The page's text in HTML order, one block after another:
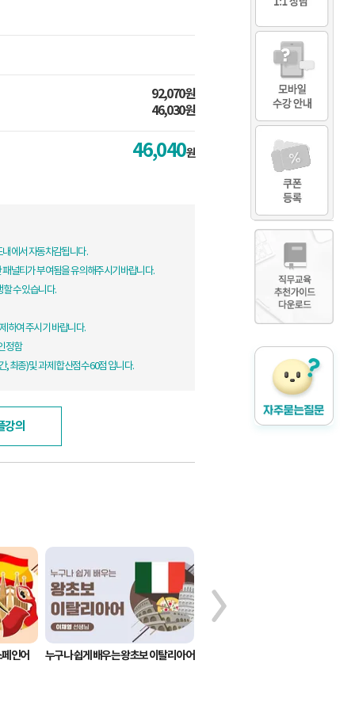
92,070원
46,030원
46,040원
에서 자동차감됩니다.
널티가 부여됨을 유의해주시기바랍니다.
수 있습니다.
하여 주시기 바랍니다.
정함
최종) 및 과제 합산점수 60점 입니다.
강의
인어 누구나 쉽게 배우는 왕초보 이탈리아어